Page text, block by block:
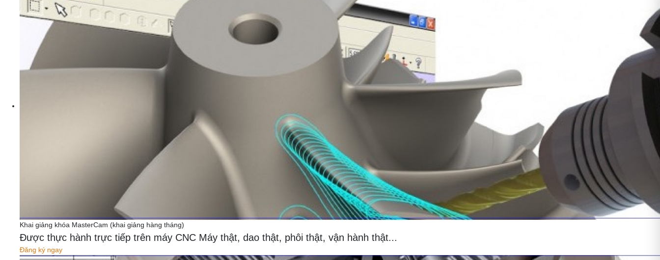
Khai giảng khóa MasterCam (khai giảng hàng tháng)
Được thực hành trực tiếp trên máy CNC Máy thật, dao thật, phôi thật, vận hành thật...
Đăng ký ngay